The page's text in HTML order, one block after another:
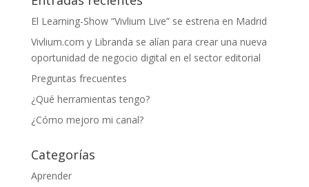
El Learning-Show “Vivlium Live” se estrena en Madrid
Vivlium.com y Libranda se alían para crear una nueva
oportunidad de negocio digital en el sector editorial
Preguntas frecuentes
¿Qué herramientas tengo?
¿Cómo mejoro mi canal?
Categorías
Aprender